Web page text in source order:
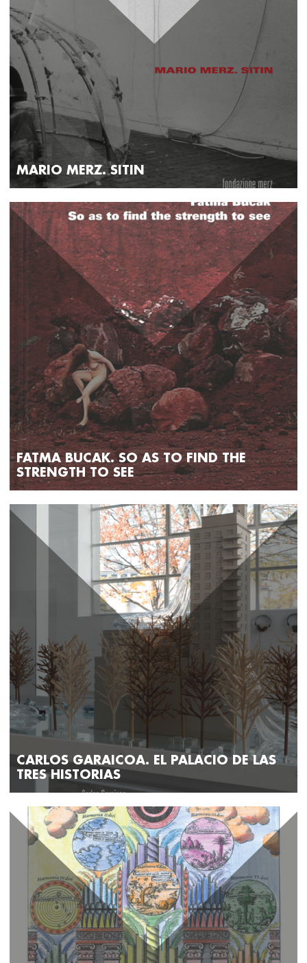
MARIO MERZ. SITIN
FATMA BUCAK. SO AS TO FIND THE
STRENGTH TO SEE
CARLOS GARAICOA. EL PALACIO DE LAS
TRES HISTORIAS